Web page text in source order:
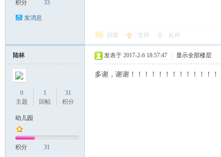
积分 33
发消息
回复 支持 反对
陆林
0
主题
1
回帖
31
积分
幼儿园
积分 31
发表于 2017-2-6 18:57:47 显示全部楼层
多谢，谢谢！！！！！！！！！！！！！